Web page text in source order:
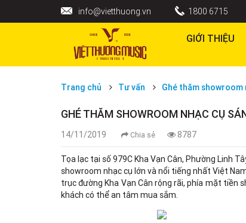
info@vietthuong.vn 1800 6715
GIỚI THIỆU
Trang chủ Tư vấn Ghé thăm
GHÉ THĂM SHOWROOM NHẠC CỤ
14/11/2019 Chia sẻ 8787
Tọa lạc tại số 979C Kha Vạn Cân, Phường Linh
showroom nhạc cụ lớn và nổi tiếng nhất Việt
trục đường Kha Vạn Cân rộng rãi, phía mặt tiền
khách có thể an tâm mua sắm.